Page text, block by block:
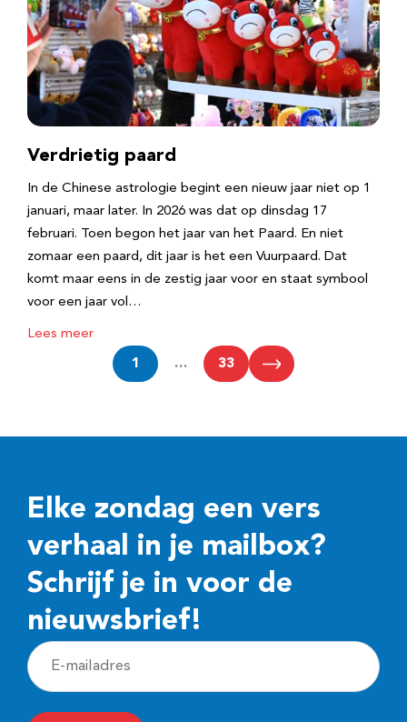
Verdrietig paard
In de Chinese astrologie begint een nieuw jaar niet op 1
januari, maar later. In 2026 was dat op dinsdag 17
februari. Toen begon het jaar van het Paard. En niet
zomaar een paard, dit jaar is het een Vuurpaard. Dat
komt maar eens in de zestig jaar voor en staat symbool
voor een jaar vol…
Lees meer
1 … 33
Elke zondag een vers
verhaal in je mailbox?
Schrijf je in voor de
nieuwsbrief!
E
-
m